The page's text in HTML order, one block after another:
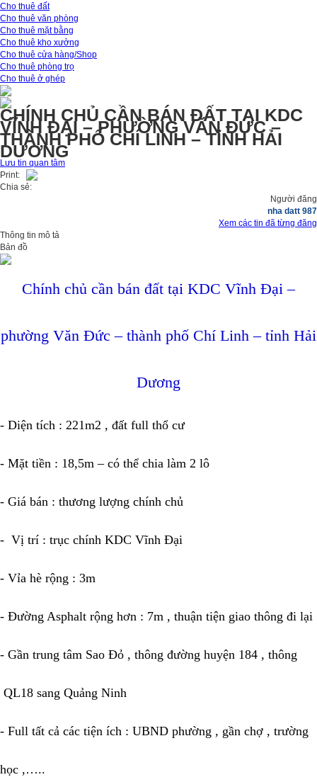
Cho thuê đất
Cho thuê văn phòng
Cho thuê mặt bằng
Cho thuê kho xưởng
Cho thuê cửa hàng/Shop
Cho thuê phòng trọ
Cho thuê ở ghép
CHÍNH CHỦ CẦN BÁN ĐẤT TẠI KDC
VĨNH ĐẠI – PHƯỜNG VĂN ĐỨC –
THÀNH PHỐ CHÍ LINH – TỈNH HẢI
DƯƠNG
Lưu tin quan tâm
Print:
Chia sẻ:
Người đăng
nha datt 987
Xem các tin đã từng đăng
Thông tin mô tả
Bản đồ
Chính chủ cần bán đất tại KDC Vĩnh Đại –
phường Văn Đức – thành phố Chí Linh – tỉnh Hải
Dương
- Diện tích : 221m2 , đất full thổ cư
- Mặt tiền : 18,5m – có thể chia làm 2 lô
- Giá bán : thương lượng chính chủ
- Vị trí : trục chính KDC Vĩnh Đại
- Vỉa hè rộng : 3m
- Đường Asphalt rộng hơn : 7m , thuận tiện giao thông đi lại
- Gần trung tâm Sao Đỏ , thông đường huyện 184 , thông
QL18 sang Quảng Ninh
- Full tất cả các tiện ích : UBND phường , gần chợ , trường
học ,…..